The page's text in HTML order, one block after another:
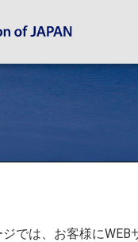
パー
ジクラブ スーパー
では、お客様に